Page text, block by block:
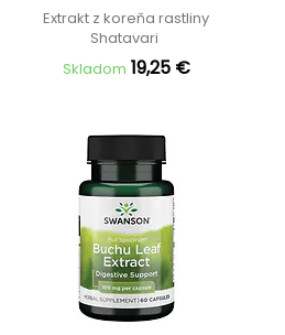
Extrakt z koreňa rastliny
Shatavari
Skladom 19,25 €